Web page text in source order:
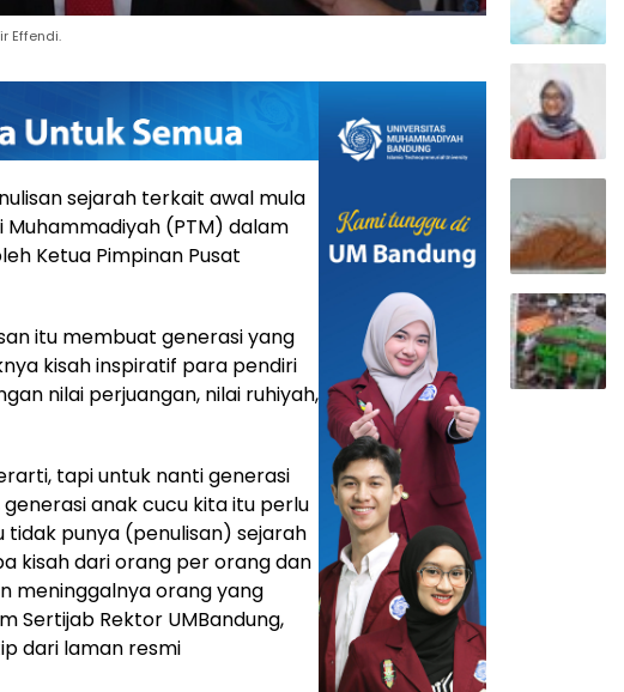
Effendi.
sejarah terkait awal mula
(PTM) dalam
Ketua Pimpinan Pusat
itu membuat generasi yang
kisah inspiratif para pendiri
nilai perjuangan, nilai ruhiyah,
tapi untuk nanti generasi
anak cucu kita itu perlu
tidak punya (penulisan) sejarah
kisah dari orang per orang dan
meninggalnya orang yang
Sertijab Rektor UMBandung,
dari laman resmi